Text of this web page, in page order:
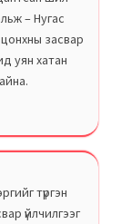
– Нугас
засвар
уян хатан
түргэн
үйлчилгээг